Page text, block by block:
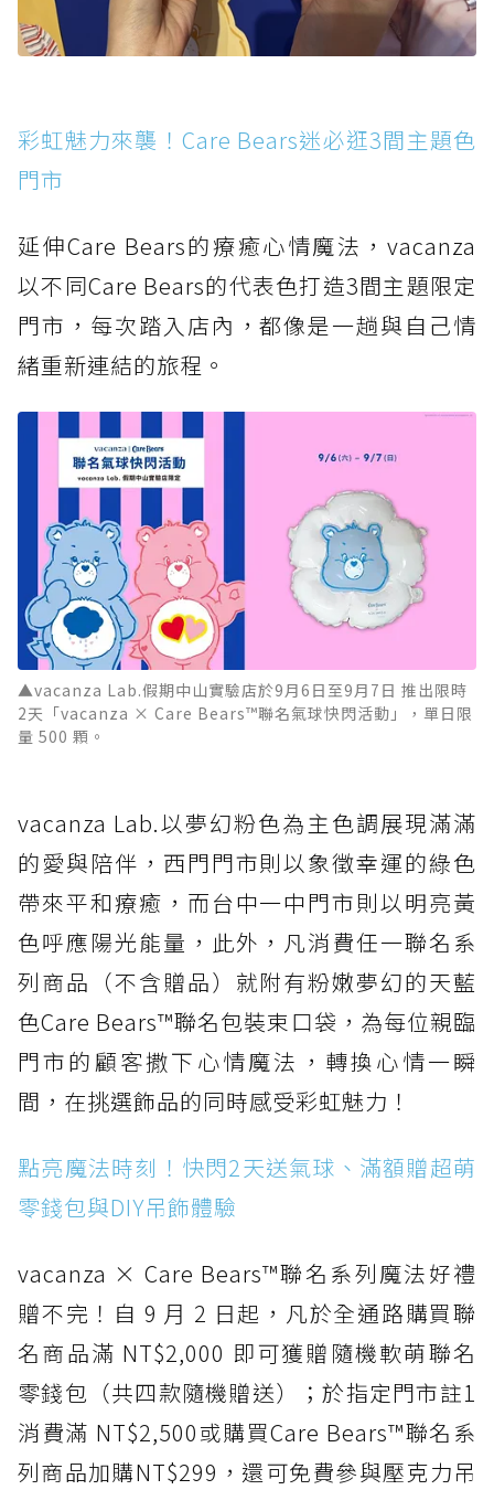
彩虹魅力來襲！Care Bears迷必逛3間主題色
門市
延伸Care Bears的療癒心情魔法，vacanza
以不同Care Bears的代表色打造3間主題限定
門市，每次踏入店內，都像是一趟與自己情
緒重新連結的旅程。
▲vacanza Lab.假期中山實驗店於9月6日至9月7日 推出限時
2天「vacanza × Care Bears™聯名氣球快閃活動」，單日限
量 500 顆。
vacanza Lab.以夢幻粉色為主色調展現滿滿
的愛與陪伴，西門門市則以象徵幸運的綠色
帶來平和療癒，而台中一中門市則以明亮黃
色呼應陽光能量，此外，凡消費任一聯名系
列商品（不含贈品）就附有粉嫩夢幻的天藍
色Care Bears™聯名包裝束口袋，為每位親臨
門市的顧客撒下心情魔法，轉換心情一瞬
間，在挑選飾品的同時感受彩虹魅力！
點亮魔法時刻！快閃2天送氣球、滿額贈超萌
零錢包與DIY吊飾體驗
vacanza × Care Bears™聯名系列魔法好禮
贈不完！自 9 月 2 日起，凡於全通路購買聯
名商品滿 NT$2,000 即可獲贈隨機軟萌聯名
零錢包（共四款隨機贈送）；於指定門市註1
消費滿 NT$2,500或購買Care Bears™聯名系
列商品加購NT$299，還可免費參與壓克力吊